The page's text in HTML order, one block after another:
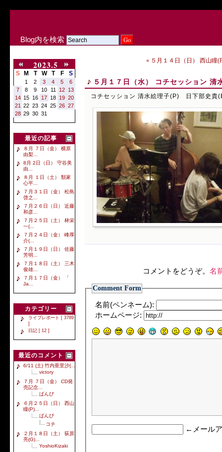
Blog内を検索
2023.5
S M T W T F S
1 2 3 4 5
6
7
8 9 10 11 12 13
14 15 16 17 18 19 20
21
22 23 24 25 26 27
28 29 30 31
最近の記事
８月 ７日（金） 横原
由梨...
8月 2日（日） 守谷美
由...
８月 １日（土） 類家
心平...
７月３１日（金） 松島
啓之...
７月２６日（日） 近藤
和彦...
７月２５日（土） 林栄
一(...
７月２４日（金） 峰厚
介(...
７月１９日（日） 佐藤
芳明...
７月１８日（土） 三木
俊雄...
７月１７日（金） 「
Ja...
カテゴリー
ライブレポート [ 3789
]
日記 [ 12 ]
最近のコメント
6/11 (土) 竹内亜里沙(...
victory
７月 ７日（金） CD発
売記念...
ばんび
６月２５日（日） 西山
瞳(P)...
ばんび
コチ
２月１８日（土） 荻原
亮(G)...
YoshioKizaki
« ５月１４日（日） 西山瞳
５月１７日（水） コチセッション
コチセッション 清水絵理子(P) 日下部史
コメントをどうぞ。 名
Comment Form
名前(ペンネーム):
ホームページ:
←メール